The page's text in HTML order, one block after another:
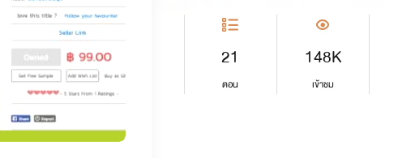
21
ตอน
148K
เข้าชม